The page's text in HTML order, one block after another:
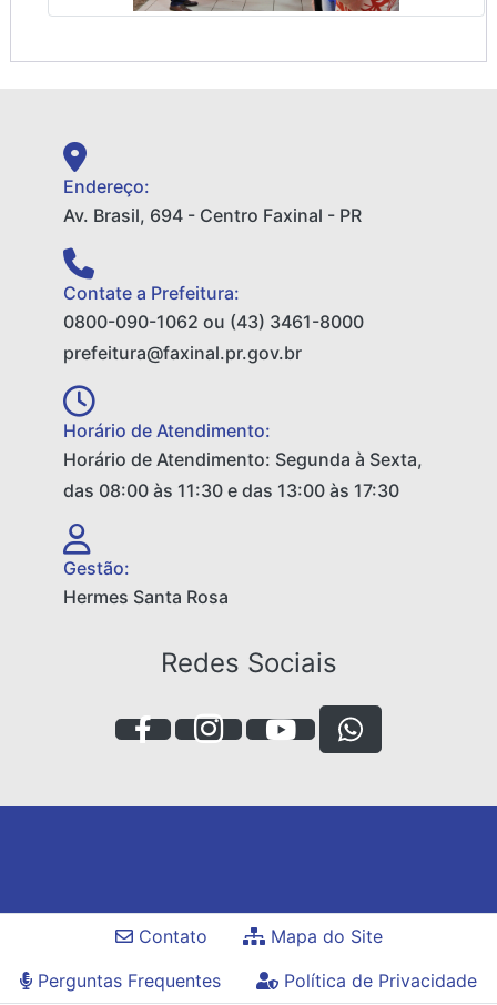
Endereço:
Av. Brasil, 694 - Centro Faxinal - PR
Contate a Prefeitura:
0800-090-1062 ou (43) 3461-8000
prefeitura@faxinal.pr.gov.br
Horário de Atendimento:
Horário de Atendimento: Segunda à Sexta,
das 08:00 às 11:30 e das 13:00 às 17:30
Gestão:
Hermes Santa Rosa
Redes Sociais
Contato
Mapa do Site
Perguntas Frequentes
Política de Privacidade